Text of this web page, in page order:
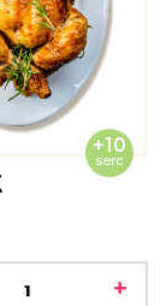
+10
serc
+